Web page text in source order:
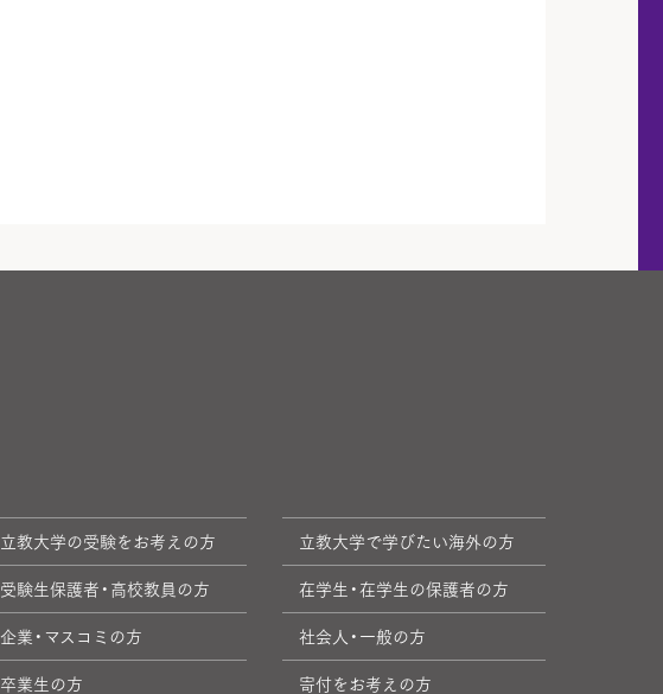
立教大学の受験をお考えの方
立教大学で学びたい海外の方
受験生保護者・高校教員の方
在学生・在学生の保護者の方
企業・マスコミの方
社会人・一般の方
卒業生の方
寄付をお考えの方